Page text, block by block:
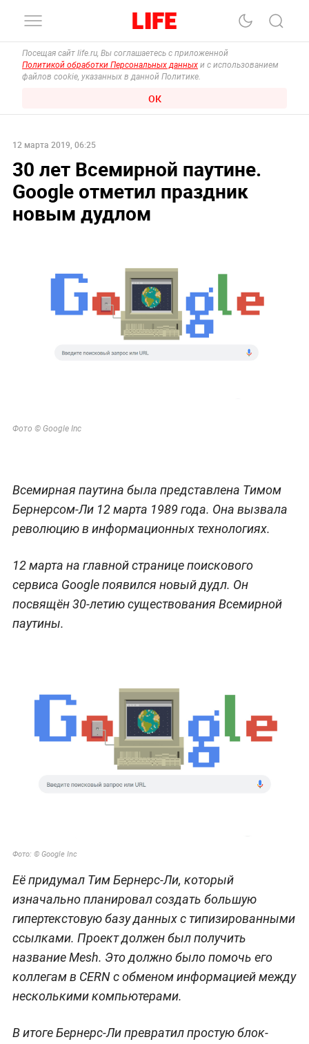
Посещая сайт life.ru, Вы соглашаетесь с приложенной
Политикой обработки Персональных данных и с использованием
файлов cookie, указанных в данной Политике.
ОК
12 марта 2019, 06:25
30 лет Всемирной паутине.
Google отметил праздник
новым дудлом
Фото © Google Inc
Всемирная паутина была представлена Тимом
Бернерсом-Ли 12 марта 1989 года. Она вызвала
революцию в информационных технологиях.
12 марта на главной странице поискового
сервиса Google появился новый дудл. Он
посвящён 30-летию существования Всемирной
паутины.
Фото: © Google Inc
Её придумал Тим Бернерс-Ли, который
изначально планировал создать большую
гипертекстовую базу данных с типизированными
ссылками. Проект должен был получить
название Mesh. Это должно было помочь его
коллегам в CERN с обменом информацией между
несколькими компьютерами.
В итоге Бернерс-Ли превратил простую блок-